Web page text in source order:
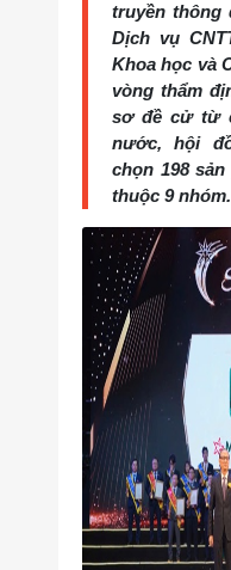
truyền thông
Dịch vụ
Khoa học và
vòng thẩm
sơ đề cử từ
nước, hội
chọn 198
thuộc 9 nhóm.